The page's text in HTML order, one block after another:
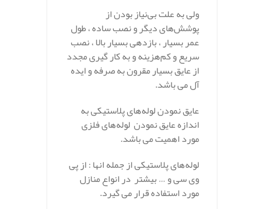
ولی به علت بی‌نیاز بودن از
پوشش‌های دیگر و نصب ساده ، طول
عمر بسیار ، بازدهی بسیار بالا ، نصب
سریع و کم‌هزینه و به کار گیری مجدد
از عایق بسیار مقرون به صرفه و ایده
آل می باشد.
عایق نمودن لوله‌های پلاستیکی به
اندازه عایق نمودن لوله‌های فلزی
مورد اهمیت می باشد.
لوله‌های پلاستیکی از جمله انها : از پی
وی سی و … بیشتر در انواع منازل
مورد استفاده قرار می گیرد.